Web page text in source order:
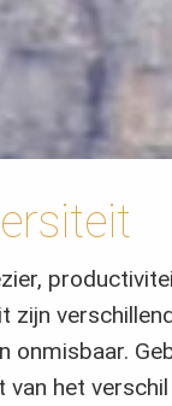
zijn
onmisbaar.
van het verschil